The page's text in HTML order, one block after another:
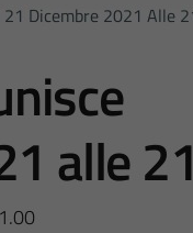
Dicembre 2021 Alle
alle